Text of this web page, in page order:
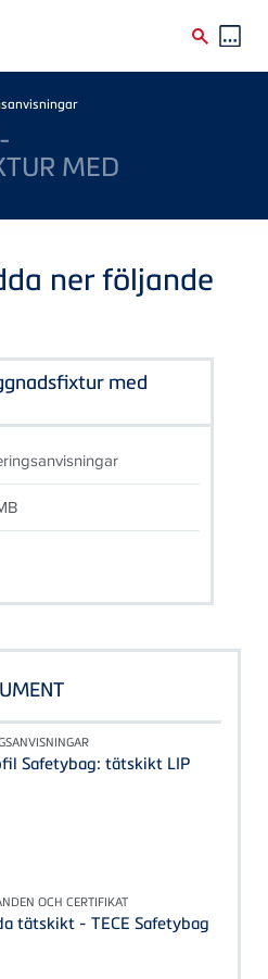
MED
ner följande
med
Safetybag: tätskikt LIP
OCH CERTIFIKAT
tätskikt - TECE Safetybag